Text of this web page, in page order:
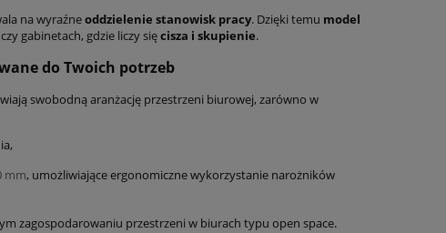
na wyraźneoddzielenie stanowisk pracy. Dzięki temu model
gabinetach, gdzie liczy sięcisza i skupienie.
do Twoich potrzeb
swobodną aranżację przestrzeni biurowej, zarówno w
mm, umożliwiające ergonomiczne wykorzystanie narożników
zagospodarowaniu przestrzeni w biurach typu open space.